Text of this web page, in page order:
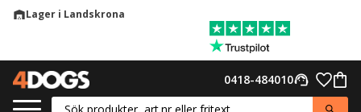
warehouseLager i Landskrona
support_agent
0418-484010